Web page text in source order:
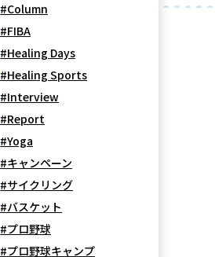
#Column
#FIBA
#Healing Days
#Healing Sports
#Interview
#Report
#Yoga
#キャンペーン
#サイクリング
#バスケット
#プロ野球
#プロ野球キャンプ